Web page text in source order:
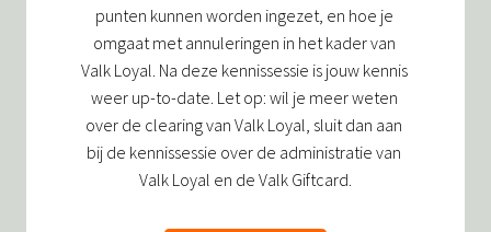
punten kunnen worden ingezet, en hoe je
omgaat met annuleringen in het kader van
Valk Loyal. Na deze kennissessie is jouw kennis
weer up-to-date. Let op: wil je meer weten
over de clearing van Valk Loyal, sluit dan aan
bij de kennissessie over de administratie van
Valk Loyal en de Valk Giftcard.